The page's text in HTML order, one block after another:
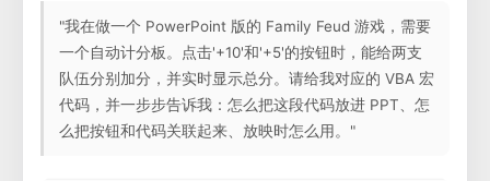
"我在做一个 PowerPoint 版的 Family Feud 游戏，需要
一个自动计分板。点击'+10'和'+5'的按钮时，能给两支
队伍分别加分，并实时显示总分。请给我对应的 VBA 宏
代码，并一步步告诉我：怎么把这段代码放进 PPT、怎
么把按钮和代码关联起来、放映时怎么用。"